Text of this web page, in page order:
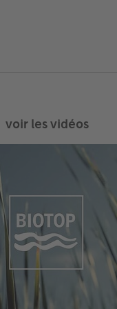
voir les vidéos